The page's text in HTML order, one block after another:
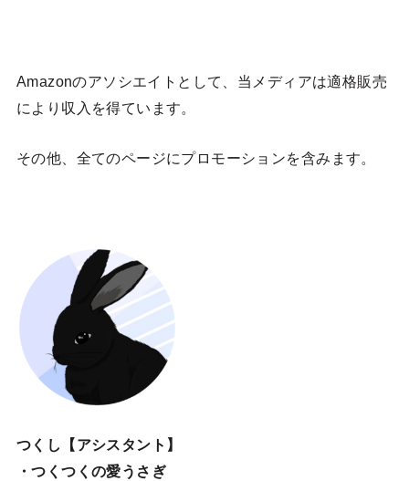
Amazonのアソシエイトとして、当メディアは適格販売
により収入を得ています。
その他、全てのページにプロモーションを含みます。
つくし【アシスタント】
・つくつくの愛うさぎ